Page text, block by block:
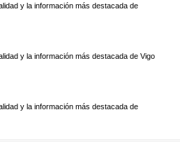
y la información más destacada de
y la información más destacada de Vigo
y la información más destacada de